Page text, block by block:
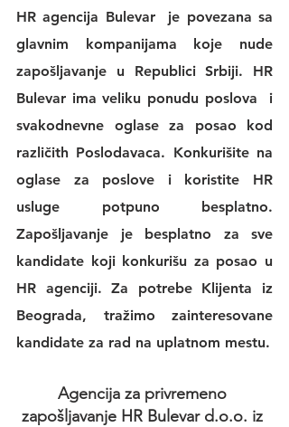
HR agencija Bulevar
  je povezana sa
glavnim kompanijama koje nude
zapošljavanje u Republici Srbiji. HR
Bulevar ima veliku ponudu poslova
  i
svakodnevne oglase za posao kod
oglase za poslove i koristite HR
usluge potpuno besplatno.
Zapošljavanje je besplatno za sve
HR agenciji. Za potrebe Klijenta iz
Beograda, tražimo zainteresovane
kandidate za rad na uplatnom mestu.
Agencija za privremeno
zapošljavanje HR Bulevar d.o.o. iz